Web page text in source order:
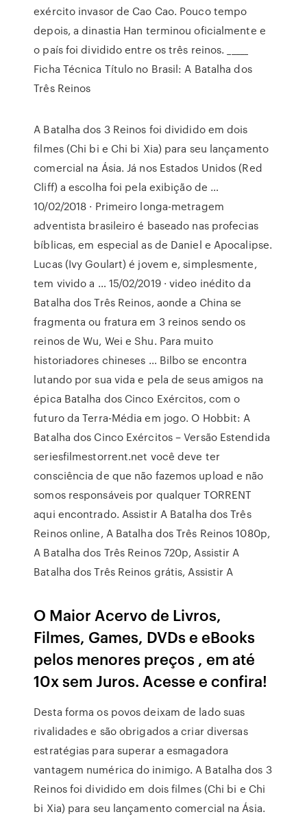
exército invasor de Cao Cao. Pouco tempo
depois, a dinastia Han terminou oficialmente e
o país foi dividido entre os três reinos. _____
Ficha Técnica Título no Brasil: A Batalha dos
Três Reinos
A Batalha dos 3 Reinos foi dividido em dois
filmes (Chi bi e Chi bi Xia) para seu lançamento
comercial na Ásia. Já nos Estados Unidos (Red
Cliff) a escolha foi pela exibição de …
10/02/2018 · Primeiro longa-metragem
adventista brasileiro é baseado nas profecias
bíblicas, em especial as de Daniel e Apocalipse.
Lucas (Ivy Goulart) é jovem e, simplesmente,
tem vivido a … 15/02/2019 · video inédito da
Batalha dos Três Reinos, aonde a China se
fragmenta ou fratura em 3 reinos sendo os
reinos de Wu, Wei e Shu. Para muito
historiadores chineses … Bilbo se encontra
lutando por sua vida e pela de seus amigos na
épica Batalha dos Cinco Exércitos, com o
futuro da Terra-Média em jogo. O Hobbit: A
Batalha dos Cinco Exércitos – Versão Estendida
seriesfilmestorrent.net você deve ter
consciência de que não fazemos upload e não
somos responsáveis por qualquer TORRENT
aqui encontrado. Assistir A Batalha dos Três
Reinos online, A Batalha dos Três Reinos 1080p,
A Batalha dos Três Reinos 720p, Assistir A
Batalha dos Três Reinos grátis, Assistir A
O Maior Acervo de Livros,
Filmes, Games, DVDs e eBooks
pelos menores preços , em até
10x sem Juros. Acesse e confira!
Desta forma os povos deixam de lado suas
rivalidades e são obrigados a criar diversas
estratégias para superar a esmagadora
vantagem numérica do inimigo. A Batalha dos 3
Reinos foi dividido em dois filmes (Chi bi e Chi
bi Xia) para seu lançamento comercial na Ásia.